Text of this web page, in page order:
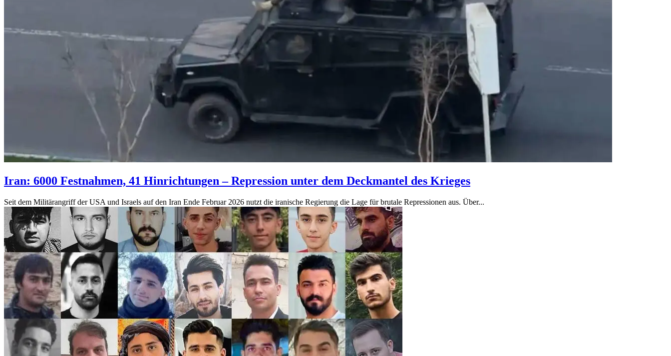
Iran: 6000 Festnahmen, 41 Hinrichtungen – Repression unter dem Deckmantel des Krieges
Seit dem Militärangriff der USA und Israels auf den Iran Ende Februar 2026 nutzt die iranische Regierung die Lage für brutale Repressionen aus. Über...